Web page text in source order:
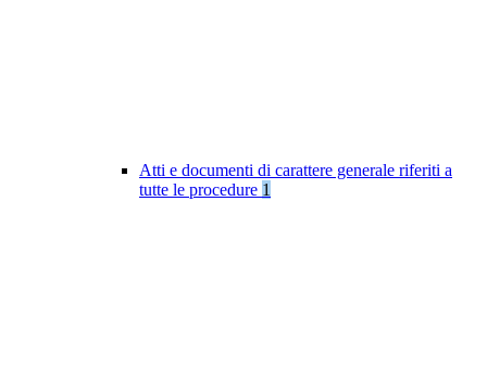
Atti e documenti di carattere generale riferiti a
tutte le procedure 1